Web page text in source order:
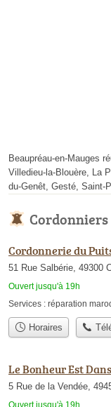
Beaupréau-en-Mauges
Villedieu-la-Blouère, La
du-Genêt, Gesté, Saint-
Cordonniers
Cordonnerie du
51 Rue Salbérie, 49300
Ouvert jusqu'à 19h
Services : réparation
Horaires
Le Bonheur Est
5 Rue de la Vendée,
Ouvert jusqu'à 19h